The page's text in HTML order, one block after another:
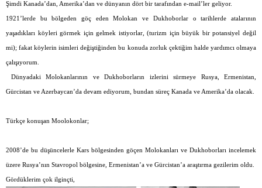
Şimdi Kanada’dan, Amerika’dan ve dünyanın dört bir tarafından e-mail’ler geliyor.
1921’lerde bu bölgeden göç eden Molokan ve Dukhoborlar o tarihlerde atalarının
yaşadıkları köyleri görmek için gelmek istiyorlar, (turizm için büyük bir potansiyel değil
mi); fakat köylerin isimleri değiştiğinden bu konuda zorluk çektiğim halde yardımcı olmaya
çalışıyorum.
Dünyadaki Molokanlarının ve Dukhoborların izlerini sürmeye Rusya, Ermenistan,
Gürcistan ve Azerbaycan’da devam ediyorum, bundan süreç Kanada ve Amerika’da olacak.
Türkçe konuşan Moolokonlar;
2008’de bu düşüncelerle Kars bölgesinden göçen Molokanları ve Dukhoborları incelemek
üzere Rusya’nın Stavropol bölgesine, Ermenistan’a ve Gürcistan’a araştırma gezilerim oldu.
Gördüklerim çok ilginçti,